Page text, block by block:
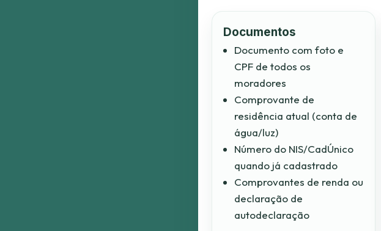
Documentos
Documento com foto e
CPF de todos os
moradores
Comprovante de
residência atual (conta de
água/luz)
Número do NIS/CadÚnico
quando já cadastrado
Comprovantes de renda ou
declaração de
autodeclaração